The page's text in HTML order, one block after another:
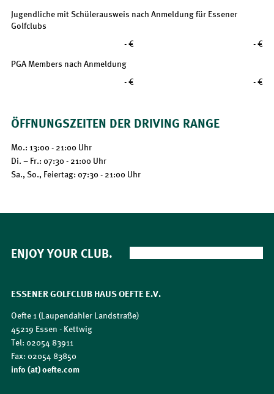
Jugendliche mit Schülerausweis nach Anmeldung für Essener
Golfclubs
- €
- €
PGA Members nach Anmeldung
- €
- €
ÖFFNUNGSZEITEN DER DRIVING RANGE
Mo.: 13:00 - 21:00 Uhr
Di. – Fr.: 07:30 - 21:00 Uhr
Sa., So., Feiertag: 07:30 - 21:00 Uhr
ENJOY YOUR CLUB.
ESSENER GOLFCLUB HAUS OEFTE E.V.
Oefte 1 (Laupendahler Landstraße)
45219 Essen - Kettwig
Tel: 02054 83911
Fax: 02054 83850
​​​​​​​info (at) oefte.com